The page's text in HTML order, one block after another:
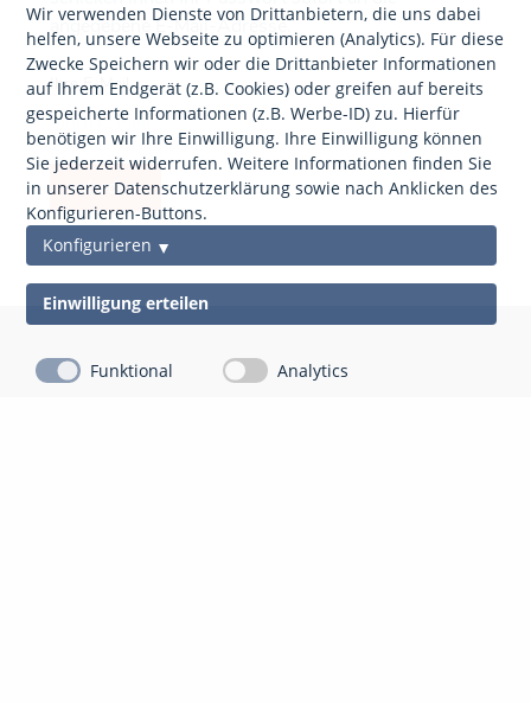
angegebene E-Mail-Adresse.
Ihre E-Mail
anfordern
Wir verwenden Dienste von Drittanbietern, die uns dabei
helfen, unsere Webseite zu optimieren (Analytics). Für diese
Zwecke Speichern wir oder die Drittanbieter Informationen
auf Ihrem Endgerät (z.B. Cookies) oder greifen auf bereits
gespeicherte Informationen (z.B. Werbe-ID) zu. Hierfür
benötigen wir Ihre Einwilligung. Ihre Einwilligung können
Sie jederzeit widerrufen. Weitere Informationen finden Sie
in unserer Datenschutzerklärung sowie nach Anklicken des
Konfigurieren-Buttons.
Konfigurieren
Einwilligung erteilen
Funktional Analytics